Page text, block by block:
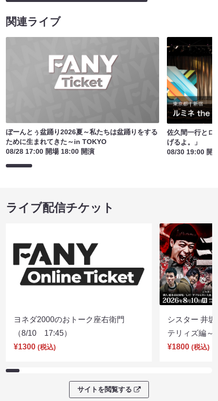
関連ライブ
ぼーんとぅ盆踊り2026夏～私たちは盆踊りをする
ために生まれてきた～in TOKYO
08/28 17:00 開場 18:00 開演
佐久間一行とロ
げるよ。」
08/30 19:00 開
ライブ配信チケット
ヨネダ2000のおトーク座右衛門
（8/10 17:45）
¥1300 (税込)
シスター 井
テリィズ編
¥1800 (税込)
サイトを閲覧する